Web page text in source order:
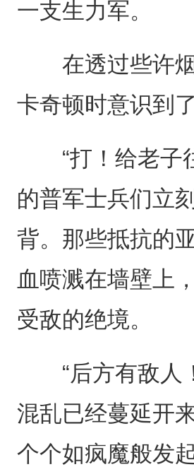
一支生力军。
在透过些许烟
卡奇顿时意识到
“打！给老子往
的普军士兵们立
背。那些抵抗的
血喷溅在墙壁上
受敌的绝境。
“后方有敌人！
混乱已经蔓延开
个个如疯魔般发